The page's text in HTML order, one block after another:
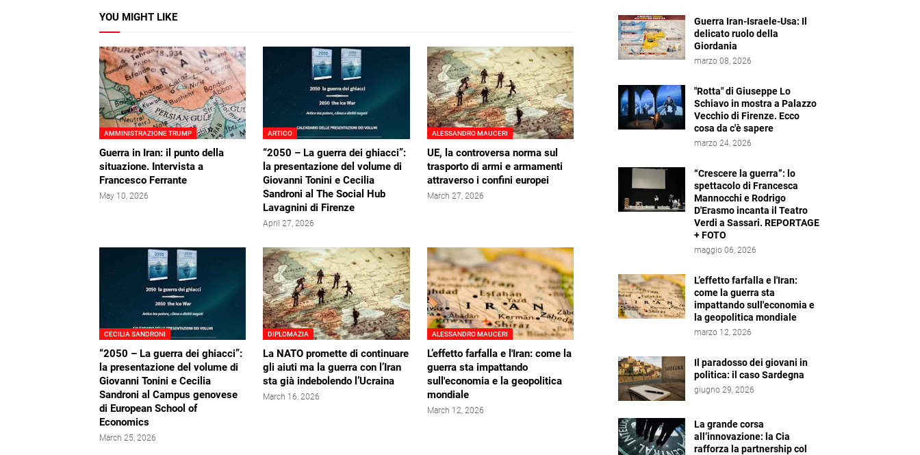
YOU MIGHT LIKE
AMMINISTRAZIONE TRUMP
Guerra in Iran: il punto della
situazione. Intervista a
Francesco Ferrante
May 10, 2026
ARTICO
“2050 – La guerra dei ghiacci”:
la presentazione del volume di
Giovanni Tonini e Cecilia
Sandroni al The Social Hub
Lavagnini di Firenze
April 27, 2026
ALESSANDRO MAUCERI
UE, la controversa norma sul
trasporto di armi e armamenti
attraverso i confini europei
March 27, 2026
CECILIA SANDRONI
“2050 – La guerra dei ghiacci”:
la presentazione del volume di
Giovanni Tonini e Cecilia
Sandroni al Campus genovese
di European School of
Economics
March 25, 2026
DIPLOMAZIA
La NATO promette di continuare
gli aiuti ma la guerra con l’Iran
sta già indebolendo l’Ucraina
March 16, 2026
ALESSANDRO MAUCERI
L’effetto farfalla e l'Iran: come la
guerra sta impattando
sull'economia e la geopolitica
mondiale
March 12, 2026
Guerra Iran-Israele-Usa: Il
delicato ruolo della
Giordania
marzo 08, 2026
"Rotta" di Giuseppe Lo
Schiavo in mostra a Palazzo
Vecchio di Firenze. Ecco
cosa da c'è sapere
marzo 24, 2026
“Crescere la guerra”: lo
spettacolo di Francesca
Mannocchi e Rodrigo
D'Erasmo incanta il Teatro
Verdi a Sassari. REPORTAGE
+ FOTO
maggio 06, 2026
L’effetto farfalla e l'Iran:
come la guerra sta
impattando sull'economia e
la geopolitica mondiale
marzo 12, 2026
Il paradosso dei giovani in
politica: il caso Sardegna
giugno 29, 2026
La grande corsa
all’innovazione: la Cia
rafforza la partnership col